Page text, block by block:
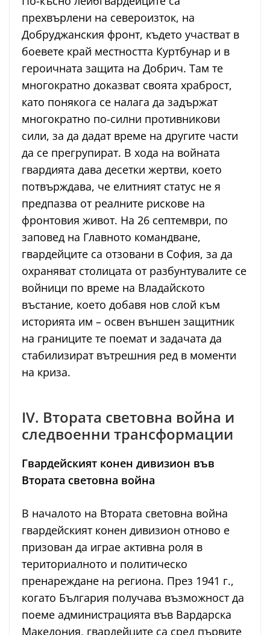
прехвърлени на североизток, на
Добруджанския фронт, където участват в
боевете край местността Куртбунар и в
героичната защита на Добрич. Там те
многократно доказват своята храброст,
като понякога се налага да задържат
многократно по-силни противникови
сили, за да дадат време на другите части
да се прегрупират. В хода на войната
гвардията дава десетки жертви, което
потвърждава, че елитният статус не я
предпазва от реалните рискове на
фронтовия живот. На 26 септември, по
заповед на Главното командване,
гвардейците са отзовани в София, за да
охраняват столицата от разбунтувалите се
войници по време на Владайското
въстание, което добавя нов слой към
историята им – освен външен защитник
на границите те поемат и задачата да
стабилизират вътрешния ред в моменти
на криза.
IV. Втората световна война и
следвоенни трансформации
Гвардейският конен дивизион във
Втората световна война
В началото на Втората световна война
гвардейският конен дивизион отново е
призован да играе активна роля в
териториалното и политическо
пренареждане на региона. През 1941 г.,
когато България получава възможност да
поеме администрацията във Вардарска
Македония, гвардейците са сред първите